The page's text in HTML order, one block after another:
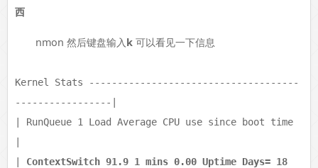
西
nmon 然后键盘输入k可以看见一下信息
Kernel Stats -------------------------------------
-----------------|
| RunQueue 1 Load Average CPU use since boot time
ContextSwitch 91.9 1 mins 0.00 Uptime Days= 18